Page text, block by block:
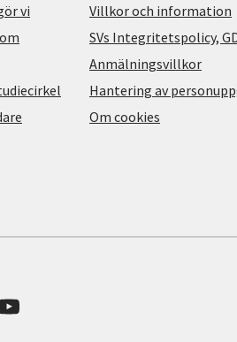
vi
Villkor och information
SVs Integritetspolicy,
Anmälningsvillkor
Hantering av
Om cookies